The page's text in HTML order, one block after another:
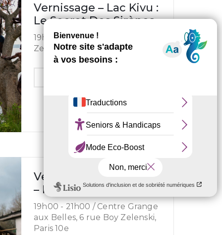
Vernissage – Lac Kivu :
Le Secret Des Sirènes
19h00 -21h00 /6 rue Boy
Zelenski, 75010 Paris
Vernissage Exposition
– Pluie Métallique
19h00 - 21h00 / Centre Grange
aux Belles, 6 rue Boy Zelenski,
Paris 10e